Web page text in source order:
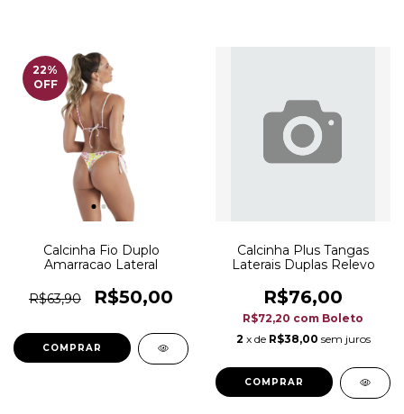
22%
OFF
Calcinha Fio Duplo
Amarracao Lateral
R$63,90 R$50,00
COMPRAR
Calcinha Plus Tangas
Laterais Duplas Relevo
R$76,00
R$72,20 com Boleto
2 x de R$38,00 sem juros
COMPRAR